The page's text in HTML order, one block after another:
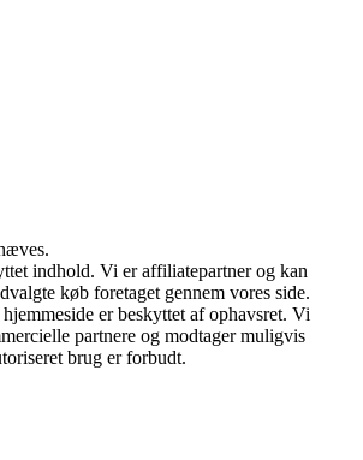
indhold. Vi er affiliatepartner og kan
køb foretaget gennem vores side.
er beskyttet af ophavsret. Vi
partnere og modtager muligvis
brug er forbudt.